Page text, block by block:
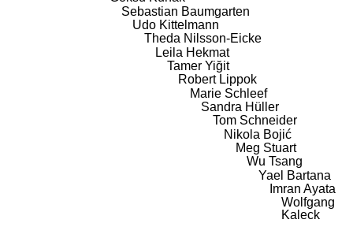
Sebastian Baumgarten
Udo Kittelmann
Theda Nilsson-Eicke
Leila Hekmat
Tamer Yiğit
Robert Lippok
Marie Schleef
Sandra Hüller
Tom Schneider
Nikola Bojić
Meg Stuart
Wu Tsang
Yael Bartana
Imran Ayata
Wolfgang
Kaleck